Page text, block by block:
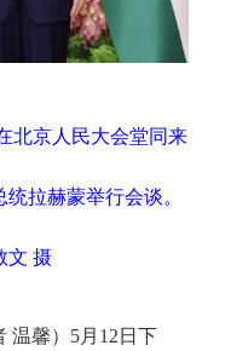
北京人民大会堂同来
拉赫蒙举行会谈。
文 摄
温馨）5月12日下